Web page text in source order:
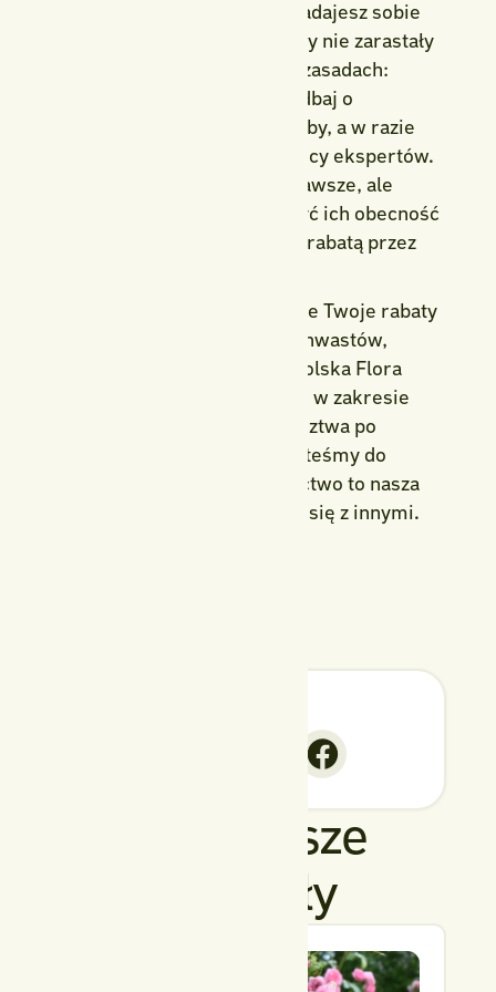
Podsumowując, jeśli wciąż zadajesz sobie
pytanie: co zrobić, żeby rabaty nie zarastały
chwastami, pamiętaj o kilku zasadach:
ściółkuj, sadź rośliny gęsto, dbaj o
systematyczność i jakość gleby, a w razie
potrzeby – skorzystaj z pomocy ekspertów.
Chwasty będą się pojawiać zawsze, ale
możesz skutecznie ograniczyć ich obecność
i cieszyć się piękną, zadbaną rabatą przez
Jeśli chcesz mieć pewność, że Twoje rabaty
będą estetyczne i wolne od chwastów,
skontaktuj się z nami! Jako Polska Flora
oferujemy fachowe wsparcie w zakresie
pielęgnacji zieleni – od doradztwa po
kompleksową realizację. Jesteśmy do
Twojej dyspozycji, a ogrodnictwo to nasza
pasja, którą chętnie dzielimy się z innymi.
Najnowsze
artykuły